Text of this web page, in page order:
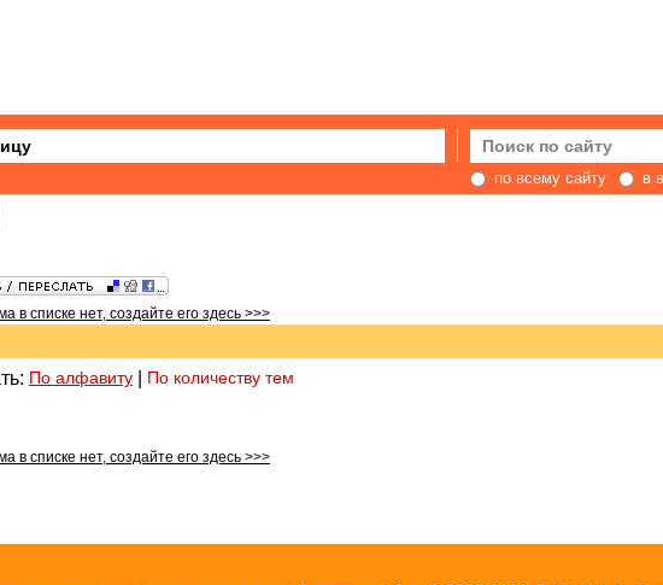
по всему сайту в
в списке нет, создайте его здесь >>>
По алфавиту По количеству тем
в списке нет, создайте его здесь >>>